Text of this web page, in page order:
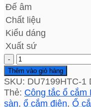
Đế âm
Chất liệu
Kiểu dáng
Xuất sứ
Ổ
cắm
Panasonic
DU7199HTC-
1
Thêm vào giỏ hàng
SKU: DU7199HTC-1
Thẻ: Công tắc ổ cắm
sàn, ổ cắm điện, Ổ